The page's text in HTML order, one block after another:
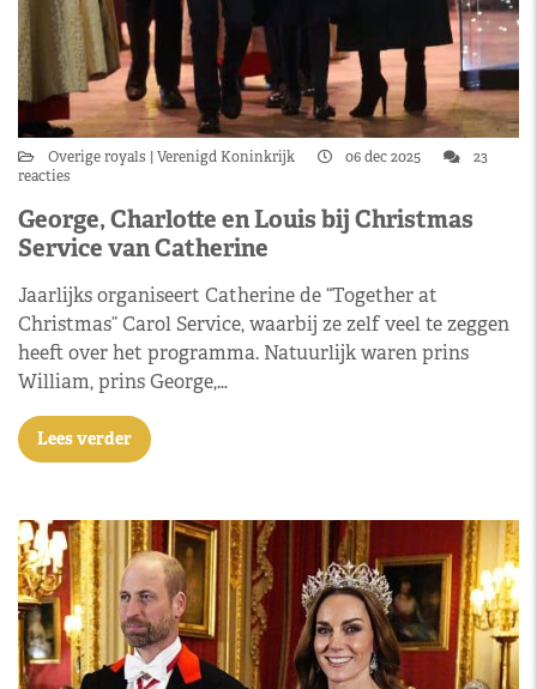
Overige royals Verenigd Koninkrijk 06 dec 2025
23
reacties
George, Charlotte en Louis bij Christmas
Service van Catherine
Jaarlijks organiseert Catherine de “Together at
Christmas” Carol Service, waarbij ze zelf veel te zeggen
heeft over het programma. Natuurlijk waren prins
William, prins George,…
Lees verder